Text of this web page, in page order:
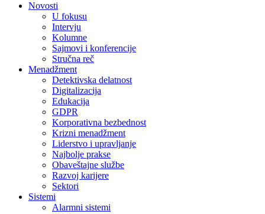
Novosti
U fokusu
Intervju
Kolumne
Sajmovi i konferencije
Stručna reč
Menadžment
Detektivska delatnost
Digitalizacija
Edukacija
GDPR
Korporativna bezbednost
Krizni menadžment
Liderstvo i upravljanje
Najbolje prakse
Obaveštajne službe
Razvoj karijere
Sektori
Sistemi
Alarmni sistemi